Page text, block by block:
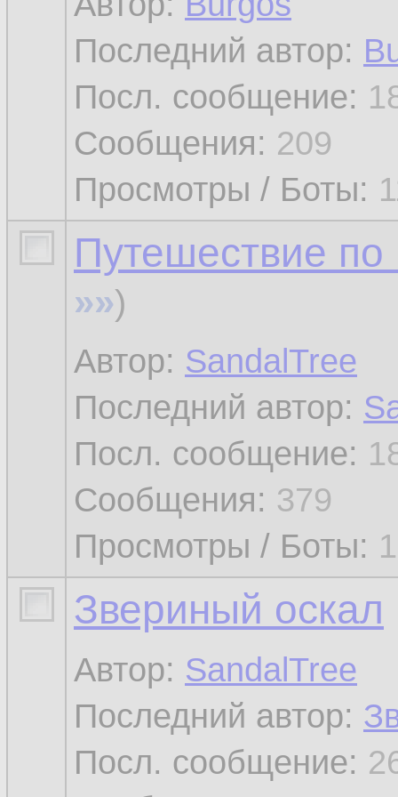
Последний автор:
Посл. сообщение:
Сообщения: 209
Просмотры / Боты:
Путешествие
»»)
Автор: SandalTree
Последний автор:
Посл. сообщение:
Сообщения: 379
Просмотры / Боты:
Звериный оскал
Автор: SandalTree
Последний автор:
Посл. сообщение: